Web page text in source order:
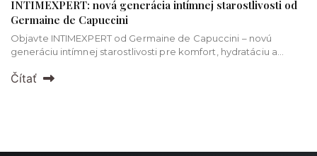
INTIMEXPERT: nová generácia intímnej starostlivosti od
Germaine de Capuccini
Objavte INTIMEXPERT od Germaine de Capuccini – novú
generáciu intímnej starostlivosti pre komfort, hydratáciu a
Čítať